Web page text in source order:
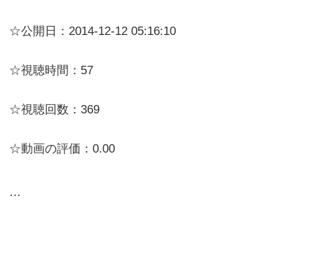
☆公開日：2014-12-12 05:16:10
☆視聴時間：57
☆視聴回数：369
☆動画の評価：0.00
…